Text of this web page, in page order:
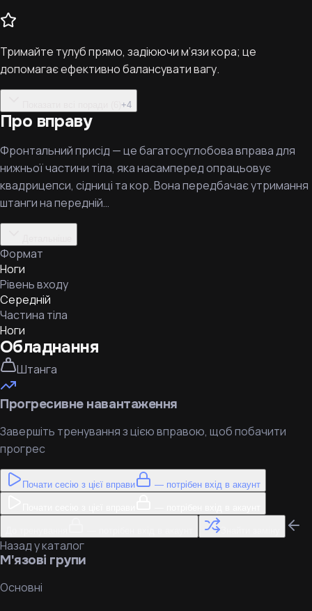
Тримайте тулуб прямо, задіюючи м’язи кора; це
допомагає ефективно балансувати вагу.
+4
Про вправу
Фронтальний присід — це багатосуглобова вправа для
нижньої частини тіла, яка насамперед опрацьовує
квадрицепси, сідниці та кор. Вона передбачає утримання
штанги на передній…
Формат
Ноги
Рівень входу
Середній
Частина тіла
Ноги
Обладнання
Штанга
Прогресивне навантаження
Завершіть тренування з цією вправою, щоб побачити
прогрес
Почати сесію з цієї вправи — потрібен вхід в акаунт
Назад у каталог
М'язові групи
Основні